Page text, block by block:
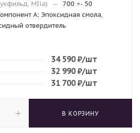
MIla)
—
700 ÷- 50
А: Эпоксидная смола,
отвердитель
34 590₽/шт
32 990₽/шт
31 700₽/шт
В КОРЗИНУ